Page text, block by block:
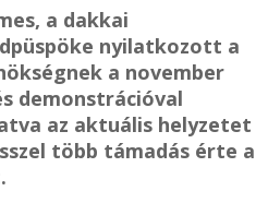
a dakkai
nyilatkozott a
a november
demonstrációval
az aktuális helyzetet
több támadás érte a